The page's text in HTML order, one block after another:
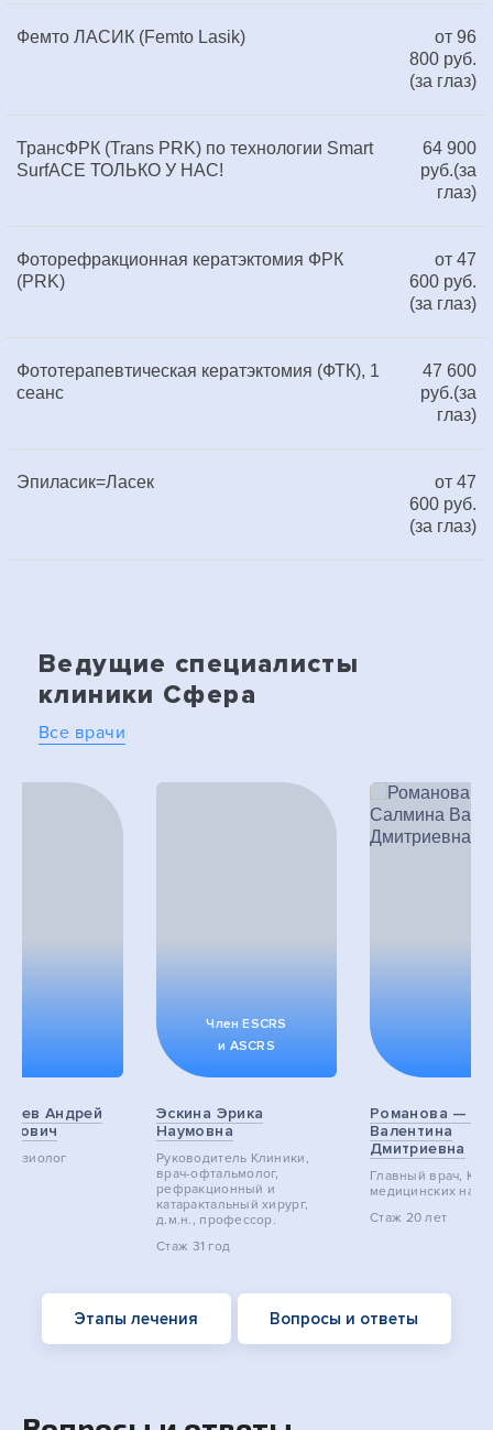
Фемто ЛАСИК (Femto Lasik)
от 96
800 руб.
(за глаз)
ТрансФРК (Trans PRK) по технологии Smart
SurfACE ТОЛЬКО У НАС!
64 900
руб.(за
глаз)
Фоторефракционная кератэктомия ФРК
(PRK)
от 47
600 руб.
(за глаз)
Фототерапевтическая кератэктомия (ФТК), 1
сеанс
47 600
руб.(за
глаз)
Эпиласик=Ласек
от 47
600 руб.
(за глаз)
Ведущие специалисты
клиники Сфера
Все врачи
Андрей
Член ESCRS
и ASCRS
Эскина Эрика
Наумовна
Руководитель Клиники,
врач-офтальмолог,
pефракционный и
катарактальный хирург,
д.м.н., профессор.
Стаж 31 год
Романова —
Валентина
Дмитриевна
Главный врач,
медицинских наук
Стаж 20 лет
Этапы лечения Вопросы и ответы